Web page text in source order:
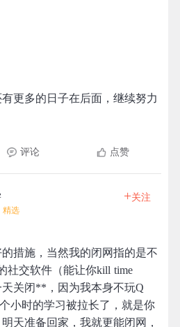
更多的日子在后面，继续努力
评论 点赞
精选
+关注
措施，当然我的闭网指的是不
社交软件（能让你kill time
关闭**，因为我本身不玩Q
小时的学习被拉长了，就是你
天准备回家，我就更能闭网，